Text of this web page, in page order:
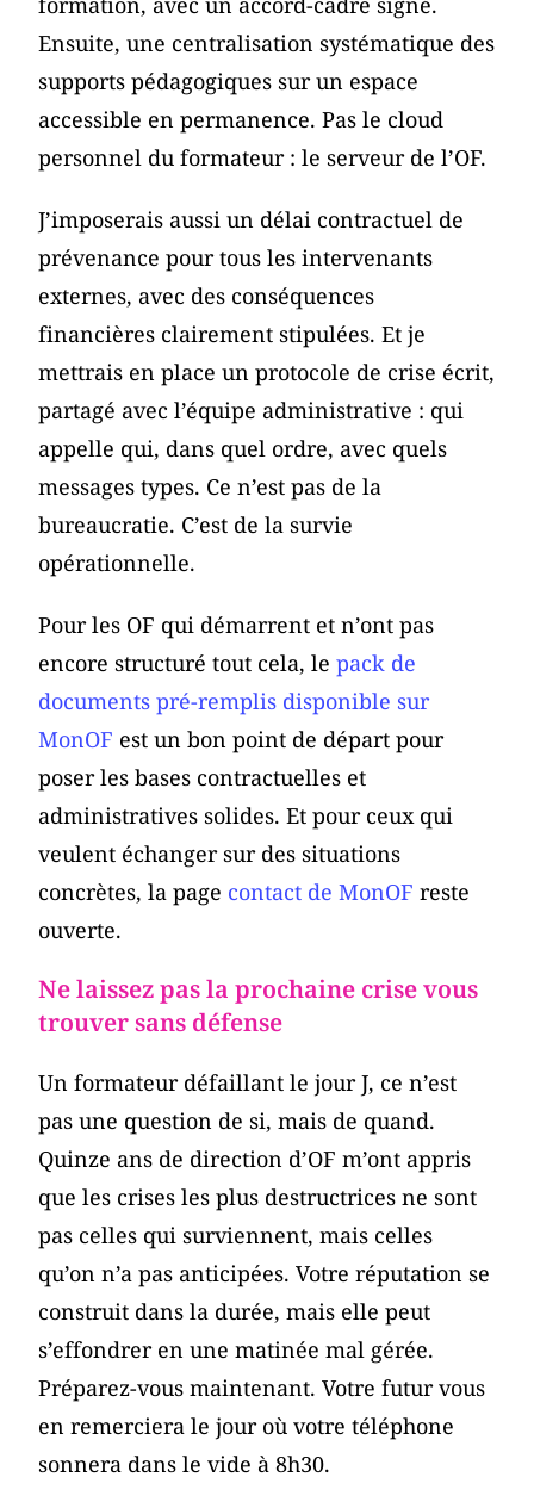
Ensuite, une centralisation systématique des
supports pédagogiques sur un espace
accessible en permanence. Pas le cloud
personnel du formateur : le serveur de l’OF.
J’imposerais aussi un délai contractuel de
prévenance pour tous les intervenants
externes, avec des conséquences
financières clairement stipulées. Et je
mettrais en place un protocole de crise écrit,
partagé avec l’équipe administrative : qui
appelle qui, dans quel ordre, avec quels
messages types. Ce n’est pas de la
bureaucratie. C’est de la survie
opérationnelle.
Pour les OF qui démarrent et n’ont pas
encore structuré tout cela, lepack de
documents pré-remplis disponible sur
MonOF est un bon point de départ pour
poser les bases contractuelles et
administratives solides. Et pour ceux qui
veulent échanger sur des situations
concrètes, la page contact de MonOF reste
ouverte.
Ne laissez pas la prochaine crise vous
trouver sans défense
Un formateur défaillant le jour J, ce n’est
pas une question de si, mais de quand.
Quinze ans de direction d’OF m’ont appris
que les crises les plus destructrices ne sont
pas celles qui surviennent, mais celles
qu’on n’a pas anticipées. Votre réputation se
construit dans la durée, mais elle peut
s’effondrer en une matinée mal gérée.
Préparez-vous maintenant. Votre futur vous
en remerciera le jour où votre téléphone
sonnera dans le vide à 8h30.